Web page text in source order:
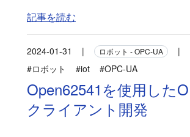
記事を読む
2024-01-31 | ロボット - OPC-UA |
#ロボット
#iot #OPC-UA
Open62541を使用した
クライアント開発